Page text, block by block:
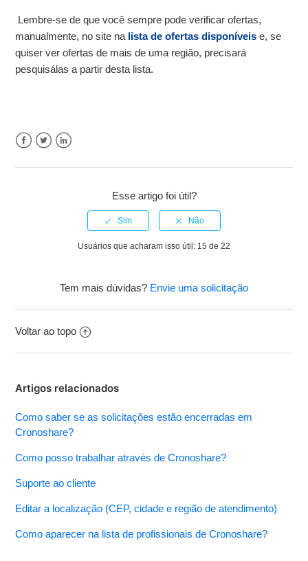
Lembre-se de que você sempre pode verificar ofertas,
manualmente, no site na lista de ofertas disponíveis e, se
quiser ver ofertas de mais de uma região, precisará
pesquisálas a partir desta lista.
Esse artigo foi útil?
Usuários que acharam isso útil: 15 de 22
Tem mais dúvidas? Envie uma solicitação
Voltar ao topo
Artigos relacionados
Como saber se as solicitações estão encerradas em
Cronoshare?
Como posso trabalhar através de Cronoshare?
Suporte ao cliente
Editar a localização (CEP, cidade e região de atendimento)
Como aparecer na lista de profissionais de Cronoshare?